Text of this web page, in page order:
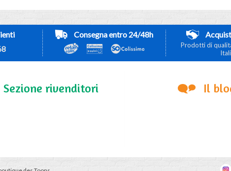
Consegna entro 24/48h
Prodotti di
Sezione rivenditori Il